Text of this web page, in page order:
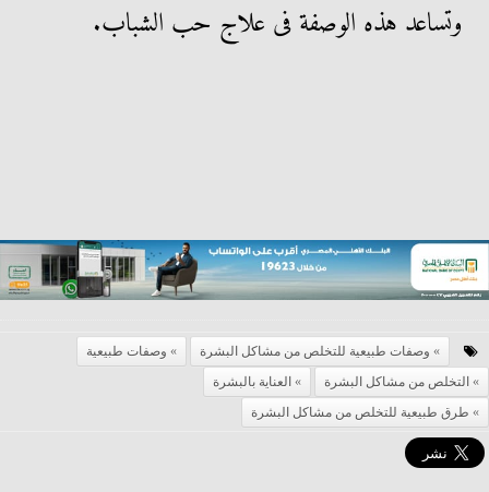
وتساعد هذه الوصفة فى علاج حب الشباب.
وصفات طبيعية للتخلص من مشاكل البشرة
وصفات طبيعية
التخلص من مشاكل البشرة
العناية بالبشرة
طرق طبيعية للتخلص من مشاكل البشرة